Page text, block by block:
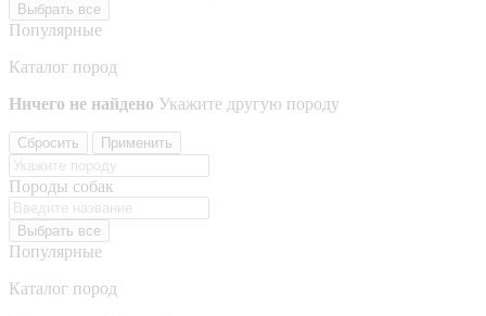
Выбрать все
Популярные
Каталог пород
Ничего не найдено Укажите другую породу
Сбросить Применить
Породы собак
Выбрать все
Популярные
Каталог пород